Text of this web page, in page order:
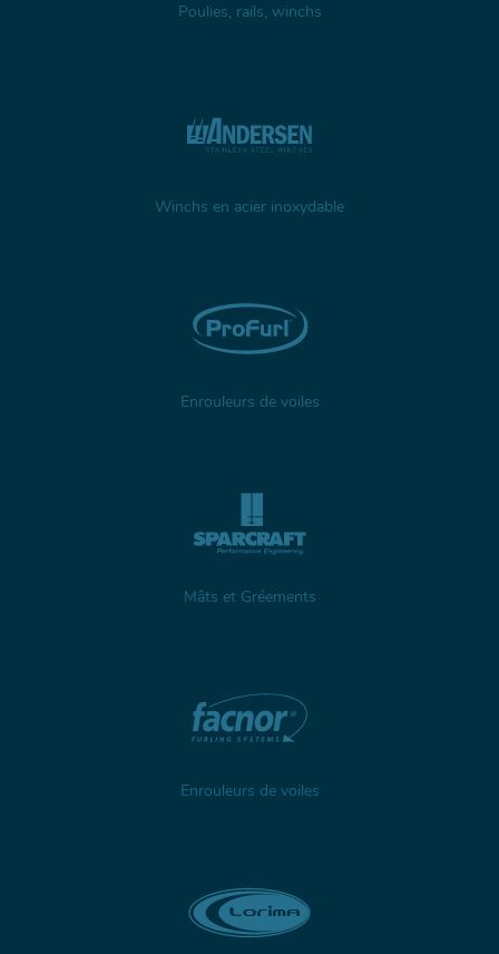
Poulies, rails, winchs
Winchs en acier inoxydable
Enrouleurs de voiles
Mâts et Gréements
Enrouleurs de voiles